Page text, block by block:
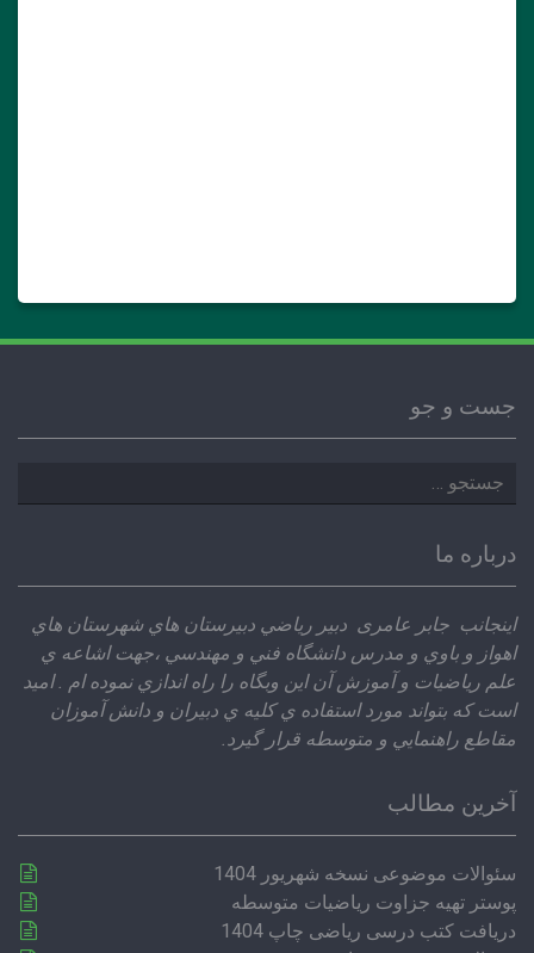
جست و جو
جستجو
برای:
درباره ما
اينجانب جابر عامری دبير رياضي دبيرستان هاي شهرستان هاي
اهواز و باوي و مدرس دانشگاه فني و مهندسي ،‌جهت اشاعه ي
علم رياضيات و آموزش آن اين وبگاه را راه اندازي نموده ام . اميد
است كه بتواند مورد استفاده ي كليه ي دبيران و دانش آموزان
مقاطع راهنمايي و متوسطه قرار گيرد.
آخرین مطالب
سئوالات موضوعی نسخه شهریور 1404
پوستر تهیه جزاوت ریاضیات متوسطه
دریافت کتب درسی ریاضی چاپ 1404